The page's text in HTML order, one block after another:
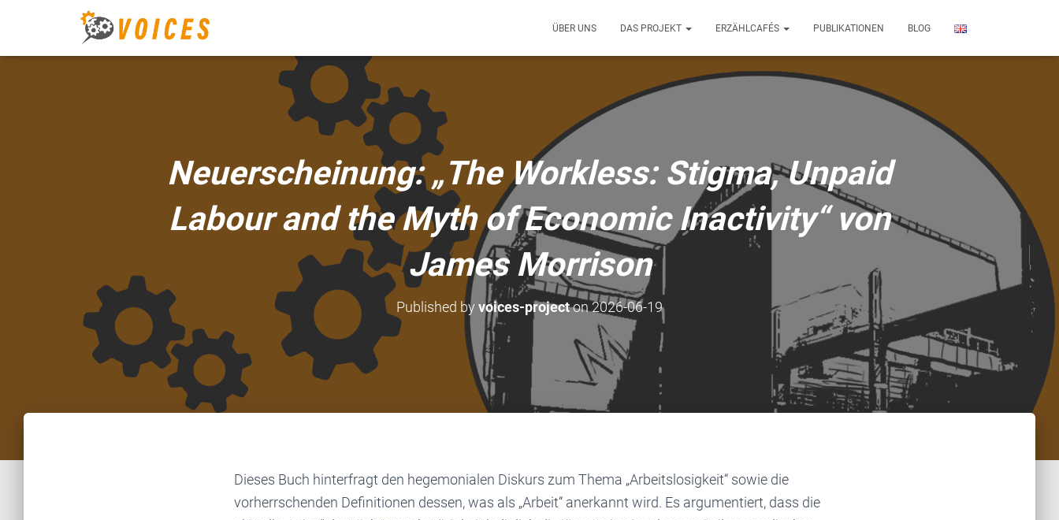
ÜBER UNS DAS PROJEKT ERZÄHLCAFÉS PUBLIKATIONEN BLOG
Neuerscheinung: „The Workless: Stigma, Unpaid
Labour and the Myth of Economic Inactivity“ von
James Morrison
Published by voices-projecton2026-06-19
Dieses Buch hinterfragt den hegemonialen Diskurs zum Thema „Arbeitslosigkeit“ sowie die
vorherrschenden Definitionen dessen, was als „Arbeit“ anerkannt wird. Es argumentiert, dass die